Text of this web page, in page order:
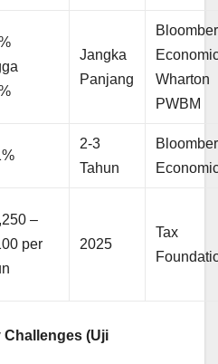
Jangka
Panjang
Wharton
PWBM
2-3
Tahun
–
per
2025
Tax
Challenges (Uji